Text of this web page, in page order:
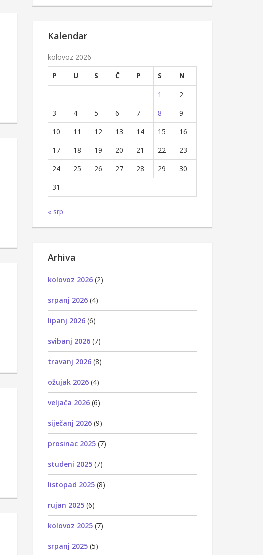
Kalendar
kolovoz 2026
P
U S Č P S
N
1
2
3
4 5 6 7 8
9
10
11 12 13 14 15
16
17
18 19 20 21 22
23
24
25 26 27 28 29
30
31
« srp
Arhiva
kolovoz 2026 (2)
srpanj 2026 (4)
lipanj 2026 (6)
svibanj 2026 (7)
travanj 2026 (8)
ožujak 2026 (4)
veljača 2026 (6)
siječanj 2026 (9)
prosinac 2025 (7)
studeni 2025 (7)
listopad 2025 (8)
rujan 2025 (6)
kolovoz 2025 (7)
srpanj 2025 (5)